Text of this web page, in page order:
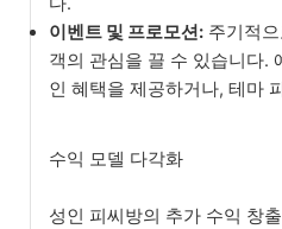
이벤트 및 프로모션: 주기적
객의 관심을 끌 수 있습니다.
인 혜택을 제공하거나, 테마
수익 모델 다각화
성인 피씨방의 추가 수익 창